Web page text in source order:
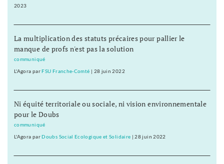
2023
La multiplication des statuts précaires pour pallier le
manque de profs n'est pas la solution
communiqué
L'Agora parFSU Franche-Comté | 28 juin 2022
Ni équité territoriale ou sociale, ni vision environnementale
pour le Doubs
communiqué
L'Agora parDoubs Social Ecologique et Solidaire |28 juin 2022